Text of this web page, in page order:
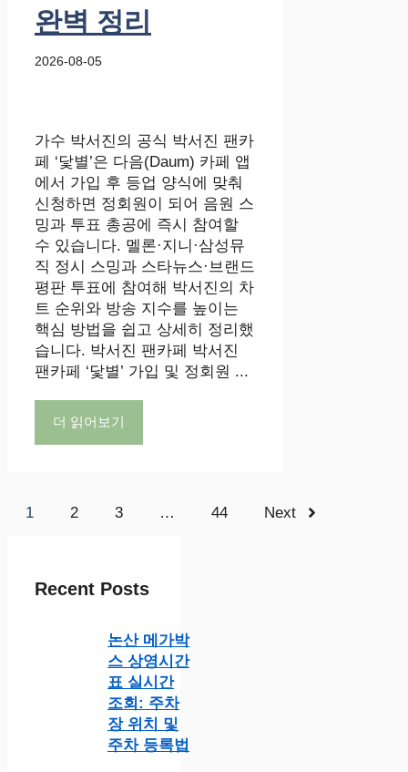
완벽 정리
2026-08-05
가수 박서진의 공식 박서진 팬카
페 ‘닻별’은 다음(Daum) 카페 앱
에서 가입 후 등업 양식에 맞춰
신청하면 정회원이 되어 음원 스
밍과 투표 총공에 즉시 참여할
수 있습니다. 멜론·지니·삼성뮤
직 정시 스밍과 스타뉴스·브랜드
평판 투표에 참여해 박서진의 차
트 순위와 방송 지수를 높이는
핵심 방법을 쉽고 상세히 정리했
습니다. 박서진 팬카페 박서진
팬카페 ‘닻별’ 가입 및 정회원 ...
더 읽어보기
1 2 3 … 44 Next
Recent Posts
논산 메가박
스 상영시간
표 실시간
조회: 주차
장 위치 및
주차 등록법